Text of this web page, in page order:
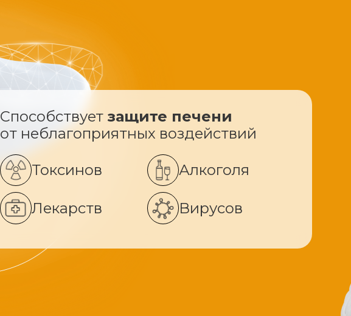
Способствует защите печени
от неблагоприятных воздействий
Токсинов Алкоголя
Лекарств Вирусов